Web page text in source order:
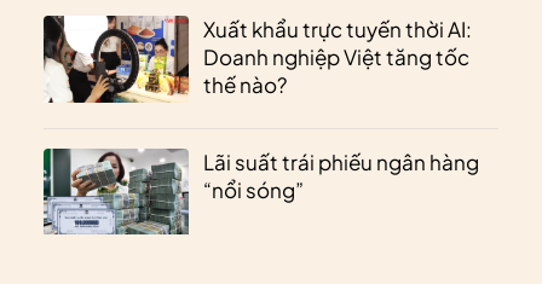
Xuất khẩu trực tuyến thời AI:
Doanh nghiệp Việt tăng tốc
thế nào?
Lãi suất trái phiếu ngân hàng
“nổi sóng”